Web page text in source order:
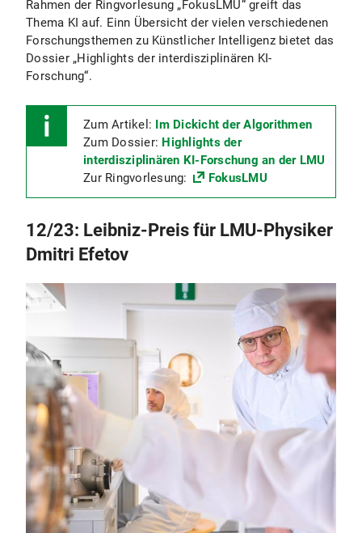
Rahmen der Ringvorlesung „FokusLMU“ greift das
Thema KI auf. Einn Übersicht der vielen verschiedenen
Forschungsthemen zu Künstlicher Intelligenz bietet das
Dossier „Highlights der interdisziplinären KI-
Forschung“.
Zum Artikel: Im Dickicht der Algorithmen
Zum Dossier: Highlights der
interdisziplinären KI-Forschung an der LMU
Zur Ringvorlesung:
FokusLMU
12/23: Leibniz-Preis für LMU-Physiker
Dmitri Efetov